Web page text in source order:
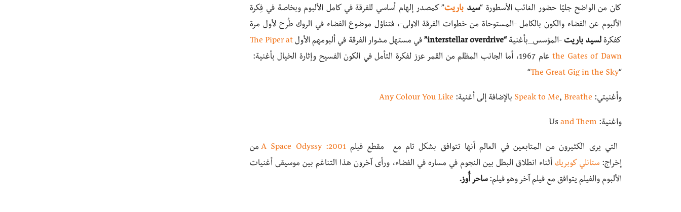
كان من الواضح جليًا حضور الغائب الأسطورة “سيد باريت” كمصدر إلهام أساسي للفرقة في كامل الألبوم وبخاصة في فِكرة
الألبوم عن الفضاء والكون بالكامل -المستوحاة من خطوات الفرقة الاولى-، فتناوُل موضوع الفضاء في الروك طُرح لأول مرة
كفكرة لسيد باريت -المؤسس_بأغنية“interstellar overdrive” في مستهل مشوار الفرقة في ألبومهم الأول The Piper at
the Gates of Dawn
عام 1967، أما الجانب المظلم من القمر عزز لفكرة التأمل في الكون الفسيح وإثارة الخيال بأغنية:
“
The Great Gig in the Sky
“
وأغنيتي: Speak to Me, Breathe بالإضافة إلى أغنية: Any Colour You Like
واغنية: Us and Them
التي يرى الكثيرون من المتابعين في العالم أنها تتوافق بشكل تام مع مقطع فيلم2001: A Space Odyss
y
من
إخراج:ستانلي كوبريك أثناء انطلاق البطل بين النجوم في مساره في الفضاء، ورأى آخرون هذا التناغم بين موسيقى أغنيات
الألبوم والفيلم يتوافق مع فيلم آخر وهو فيلم:ساحر أُوز.